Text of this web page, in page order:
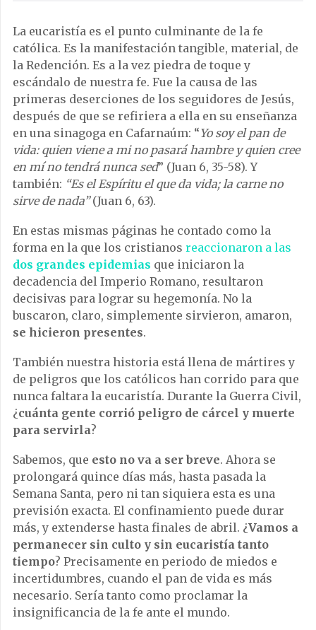
La eucaristía es el punto culminante de la fe
católica. Es la manifestación tangible, material, de
la Redención. Es a la vez piedra de toque y
escándalo de nuestra fe. Fue la causa de las
primeras deserciones de los seguidores de Jesús,
después de que se refiriera a ella en su enseñanza
en una sinagoga en Cafarnaúm: “Yo soy el pan de
vida: quien viene a mi no pasará hambre y quien cree
en mí no tendrá nunca sed” (Juan 6, 35-58). Y
también: “Es el Espíritu el que da vida; la carne no
sirve de nada”(Juan 6, 63).
En estas mismas páginas he contado como la
forma en la que los cristianos reaccionaron a las
dos grandes epidemias que iniciaron la
decadencia del Imperio Romano, resultaron
decisivas para lograr su hegemonía. No la
buscaron, claro, simplemente sirvieron, amaron,
se hicieron presentes.
También nuestra historia está llena de mártires y
de peligros que los católicos han corrido para que
nunca faltara la eucaristía. Durante la Guerra Civil,
¿cuánta gente corrió peligro de cárcel y muerte
para servirla?
Sabemos, que esto no va a ser breve. Ahora se
prolongará quince días más, hasta pasada la
Semana Santa, pero ni tan siquiera esta es una
previsión exacta. El confinamiento puede durar
más, y extenderse hasta finales de abril. ¿Vamos a
permanecer sin culto y sin eucaristía tanto
tiempo? Precisamente en periodo de miedos e
incertidumbres, cuando el pan de vida es más
necesario. Sería tanto como proclamar la
insignificancia de la fe ante el mundo.